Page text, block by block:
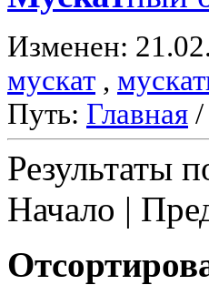
Изменен:
мускат ,
Путь: Главная /
Результаты
Начало |